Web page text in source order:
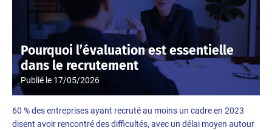
Pourquoi l’évaluation est essentielle
dans le recrutement
Publié le 17/05/2026
60 % des entreprises ayant recruté au moins un cadre en 2023
disent avoir rencontré des difficultés, avec un délai moyen autour